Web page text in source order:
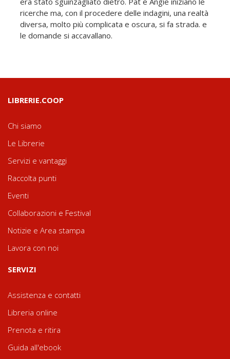
ricerche ma, con il procedere delle indagini, una realtà
diversa, molto più complicata e oscura, si fa strada. e
le domande si accavallano.
LIBRERIE.COOP
Chi siamo
Le Librerie
Servizi e vantaggi
Raccolta punti
Eventi
Collaborazioni e Festival
Notizie e Area stampa
Lavora con noi
SERVIZI
Assistenza e contatti
Libreria online
Prenota e ritira
Guida all'ebook